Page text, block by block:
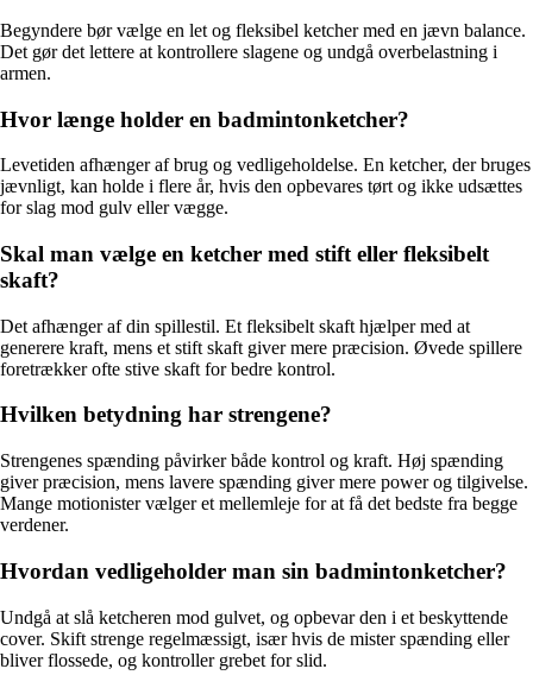
Begyndere bør vælge en let og fleksibel ketcher med en jævn balance.
Det gør det lettere at kontrollere slagene og undgå overbelastning i
armen.
Hvor længe holder en badmintonketcher?
Levetiden afhænger af brug og vedligeholdelse. En ketcher, der bruges
jævnligt, kan holde i flere år, hvis den opbevares tørt og ikke udsættes
for slag mod gulv eller vægge.
Skal man vælge en ketcher med stift eller fleksibelt
skaft?
Det afhænger af din spillestil. Et fleksibelt skaft hjælper med at
generere kraft, mens et stift skaft giver mere præcision. Øvede spillere
foretrækker ofte stive skaft for bedre kontrol.
Hvilken betydning har strengene?
Strengenes spænding påvirker både kontrol og kraft. Høj spænding
giver præcision, mens lavere spænding giver mere power og tilgivelse.
Mange motionister vælger et mellemleje for at få det bedste fra begge
verdener.
Hvordan vedligeholder man sin badmintonketcher?
Undgå at slå ketcheren mod gulvet, og opbevar den i et beskyttende
cover. Skift strenge regelmæssigt, især hvis de mister spænding eller
bliver flossede, og kontroller grebet for slid.